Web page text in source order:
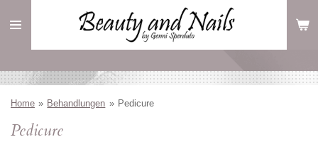
Hauptinhalt
Home » Behandlungen » Pedicure
Pedicure